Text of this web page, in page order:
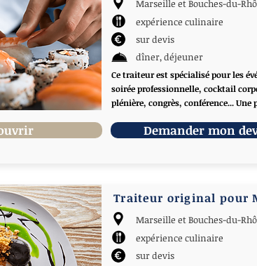
Marseille et Bouches-du-
expérience culinaire
sur devis
dîner, déjeuner
Ce traiteur est spécialisé pour les
soirée professionnelle, cocktail
plénière, congrès, conférence... Une
Demander mon
Traiteur original pour
Marseille et Bouches-du-
expérience culinaire
sur devis